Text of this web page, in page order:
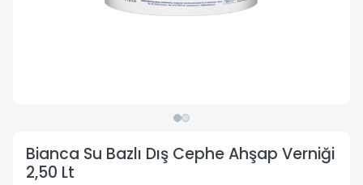
Bianca Su Bazlı Dış Cephe Ahşap Verniği
2,50 Lt